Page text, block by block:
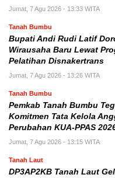
Jumat, 7 Agu 2026 - 13:33 WITA
Tanah Bumbu
Bupati Andi Rudi Latif
Wirausaha Baru Lewat
Pelatihan Disnakertrans
Jumat, 7 Agu 2026 - 13:26 WITA
Tanah Bumbu
Pemkab Tanah Bumbu
Komitmen Tata Kelola
Perubahan KUA-PPAS
Jumat, 7 Agu 2026 - 13:15 WITA
Tanah Laut
DP3AP2KB Tanah Laut